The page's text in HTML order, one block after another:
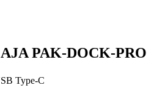
PAK-DOCK-PRO
Type-C